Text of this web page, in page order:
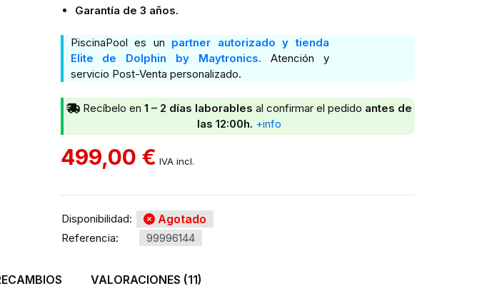
Garantía de 3 años.
PiscinaPool es un partner autorizado y tienda
Elite de Dolphin by Maytronics. Atención y
servicio Post-Venta personalizado.
Recíbelo en 1 – 2 días laborables al confirmar el pedido antes de
las 12:00h. +info
499,00 € IVA incl.
Disponibilidad: Agotado
Referencia: 99996144
VALORACIONES (11)